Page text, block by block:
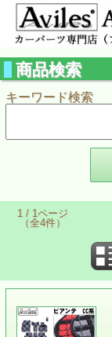
商品検索
キーワード検索
1 / 1ページ
（全4件）